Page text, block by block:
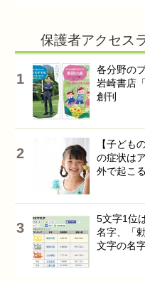
保護者アクセス
各分野の
岩崎書店
創刊
【子ども
の症状は
外で起こ
5文字1位
名字、「
文字の名